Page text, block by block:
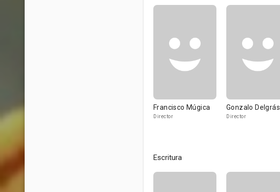
Francisco Múgica
Director
Gonzalo Delgrás
Director
Escritura